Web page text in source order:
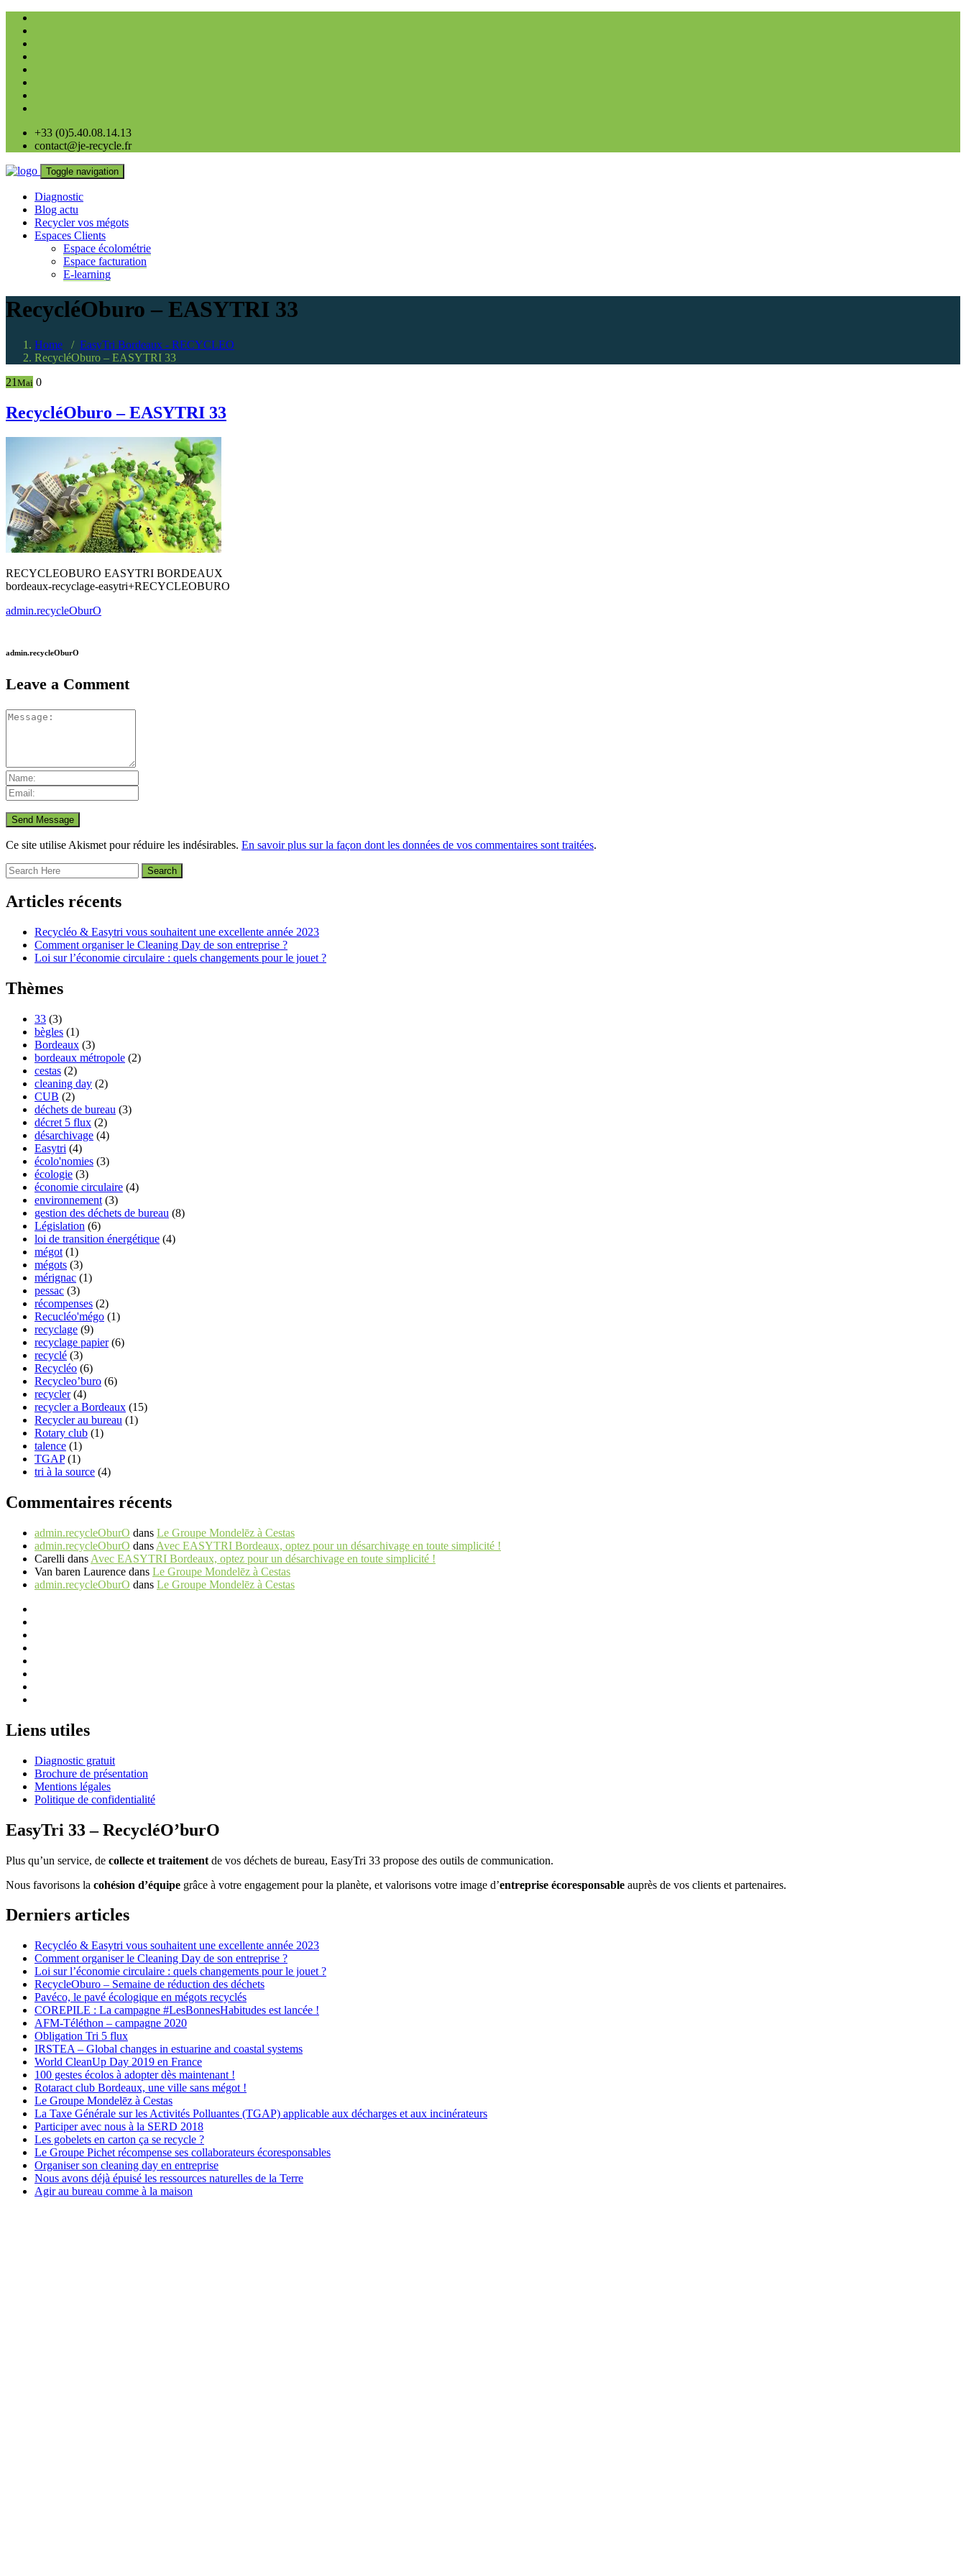
+33 (0)5.40.08.14.13
contact@je-recycle.fr
Toggle navigation
Diagnostic
Blog actu
Recycler vos mégots
Espaces Clients
Espace écolométrie
Espace facturation
E-learning
RecycléOburo – EASYTRI 33
Home / EasyTri Bordeaux - RECYCLEO
RecycléOburo – EASYTRI 33
21 Mai 0
RecycléOburo – EASYTRI 33
RECYCLEOBURO EASYTRI BORDEAUX
bordeaux-recyclage-easytri+RECYCLEOBURO
admin.recycleOburO
admin.recycleOburO
Leave a Comment
Ce site utilise Akismet pour réduire les indésirables. En savoir plus sur la façon dont les données de vos commentaires sont traitées.
Articles récents
Recycléo & Easytri vous souhaitent une excellente année 2023
Comment organiser le Cleaning Day de son entreprise ?
Loi sur l’économie circulaire : quels changements pour le jouet ?
Thèmes
33 (3)
bègles (1)
Bordeaux (3)
bordeaux métropole (2)
cestas (2)
cleaning day (2)
CUB (2)
déchets de bureau (3)
décret 5 flux (2)
désarchivage (4)
Easytri (4)
écolo'nomies (3)
écologie (3)
économie circulaire (4)
environnement (3)
gestion des déchets de bureau (8)
Législation (6)
loi de transition énergétique (4)
mégot (1)
mégots (3)
mérignac (1)
pessac (3)
récompenses (2)
Recucléo'mégo (1)
recyclage (9)
recyclage papier(6)
recyclé (3)
Recycléo (6)
Recycleo’buro (6)
recycler(4)
recycler a Bordeaux (15)
Recycler au bureau (1)
Rotary club (1)
talence (1)
TGAP(1)
tri à la source (4)
Commentaires récents
admin.recycleOburO dans Le Groupe Mondelēz à Cestas
admin.recycleOburO dans Avec EASYTRI Bordeaux, optez pour un désarchivage en toute simplicité !
Carelli dans Avec EASYTRI Bordeaux, optez pour un désarchivage en toute simplicité !
Van baren Laurence dans Le Groupe Mondelēz à Cestas
admin.recycleOburO dans Le Groupe Mondelēz à Cestas
Liens utiles
Diagnostic gratuit
Brochure de présentation
Mentions légales
Politique de confidentialité
EasyTri 33 – RecycléO’burO
Plus qu’un service, de collecte et traitement de vos déchets de bureau, EasyTri 33 propose des outils de communication.
Nous favorisons la cohésion d’équipe grâce à votre engagement pour la planète, et valorisons votre image d’entreprise écoresponsable auprès de vos clients et partenaires.
Derniers articles
Recycléo & Easytri vous souhaitent une excellente année 2023
Comment organiser le Cleaning Day de son entreprise ?
Loi sur l’économie circulaire : quels changements pour le jouet ?
RecycleOburo – Semaine de réduction des déchets
Pavéco, le pavé écologique en mégots recyclés
COREPILE : La campagne #LesBonnesHabitudes est lancée !
AFM-Téléthon – campagne 2020
Obligation Tri 5 flux
IRSTEA – Global changes in estuarine and coastal systems
World CleanUp Day 2019 en France
100 gestes écolos à adopter dès maintenant !
Rotaract club Bordeaux, une ville sans mégot !
Le Groupe Mondelēz à Cestas
La Taxe Générale sur les Activités Polluantes (TGAP) applicable aux décharges et aux incinérateurs
Participer avec nous à la SERD 2018
Les gobelets en carton ça se recycle ?
Le Groupe Pichet récompense ses collaborateurs écoresponsables
Organiser son cleaning day en entreprise
Nous avons déjà épuisé les ressources naturelles de la Terre
Agir au bureau comme à la maison